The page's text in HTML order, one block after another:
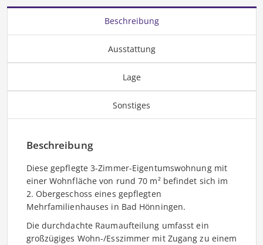
Beschreibung
Ausstattung
Lage
Sonstiges
Beschreibung
Diese gepflegte 3-Zimmer-Eigentumswohnung mit
einer Wohnfläche von rund 70 m² befindet sich im
2. Obergeschoss eines gepflegten
Mehrfamilienhauses in Bad Hönningen.
Die durchdachte Raumaufteilung umfasst ein
großzügiges Wohn-/Esszimmer mit Zugang zu einem